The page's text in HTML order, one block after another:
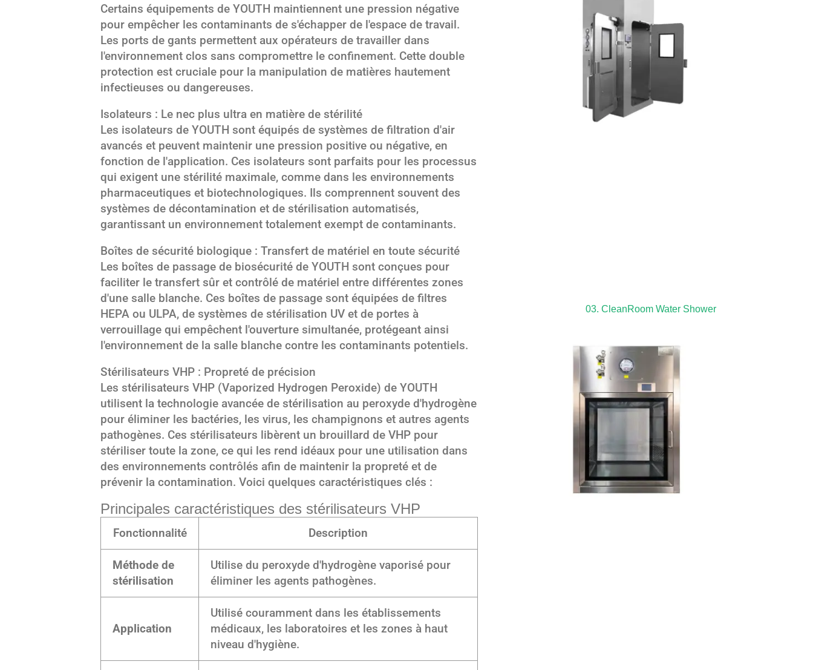
Certains équipements de YOUTH maintiennent une pression négative
pour empêcher les contaminants de s'échapper de l'espace de travail.
Les ports de gants permettent aux opérateurs de travailler dans
l'environnement clos sans compromettre le confinement. Cette double
protection est cruciale pour la manipulation de matières hautement
infectieuses ou dangereuses.
Isolateurs : Le nec plus ultra en matière de stérilité
Les isolateurs de YOUTH sont équipés de systèmes de filtration d'air
avancés et peuvent maintenir une pression positive ou négative, en
fonction de l'application. Ces isolateurs sont parfaits pour les processus
qui exigent une stérilité maximale, comme dans les environnements
pharmaceutiques et biotechnologiques. Ils comprennent souvent des
systèmes de décontamination et de stérilisation automatisés,
garantissant un environnement totalement exempt de contaminants.
Boîtes de sécurité biologique : Transfert de matériel en toute sécurité
Les boîtes de passage de biosécurité de YOUTH sont conçues pour
faciliter le transfert sûr et contrôlé de matériel entre différentes zones
d'une salle blanche. Ces boîtes de passage sont équipées de filtres
HEPA ou ULPA, de systèmes de stérilisation UV et de portes à
verrouillage qui empêchent l'ouverture simultanée, protégeant ainsi
l'environnement de la salle blanche contre les contaminants potentiels.
Stérilisateurs VHP : Propreté de précision
Les stérilisateurs VHP (Vaporized Hydrogen Peroxide) de YOUTH
utilisent la technologie avancée de stérilisation au peroxyde d'hydrogène
pour éliminer les bactéries, les virus, les champignons et autres agents
pathogènes. Ces stérilisateurs libèrent un brouillard de VHP pour
stériliser toute la zone, ce qui les rend idéaux pour une utilisation dans
des environnements contrôlés afin de maintenir la propreté et de
prévenir la contamination. Voici quelques caractéristiques clés :
Principales caractéristiques des stérilisateurs VHP
Fonctionnalité Description
Méthode de
stérilisation
Utilise du peroxyde d'hydrogène vaporisé pour
éliminer les agents pathogènes.
Application
Utilisé couramment dans les établissements
médicaux, les laboratoires et les zones à haut
niveau d'hygiène.
03. CleanRoom Water Shower